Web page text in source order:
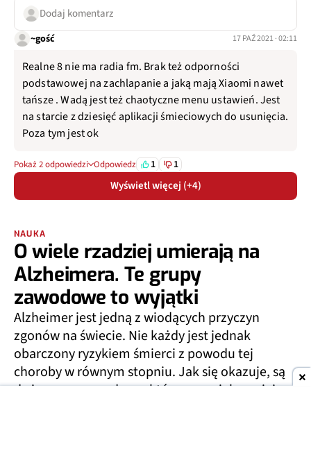
Dodaj komentarz
~gość 17 PAŹ 2021 · 02:11
Realne 8 nie ma radia fm. Brak też odporności
podstawowej na zachlapanie a jaką mają Xiaomi nawet
tańsze . Wadą jest też chaotyczne menu ustawień. Jest
na starcie z dziesięć aplikacji śmieciowych do usunięcia.
Poza tym jest ok
Pokaż 2 odpowiedzi Odpowiedz 1 1
Wyświetl więcej (+4)
NAUKA
O wiele rzadziej umierają na
Alzheimera. Te grupy
zawodowe to wyjątki
Alzheimer jest jedną z wiodących przyczyn
zgonów na świecie. Nie każdy jest jednak
obarczony ryzykiem śmierci z powodu tej
choroby w równym stopniu. Jak się okazuje, są
dwie grupy zawodowe, które są o wiele mniej